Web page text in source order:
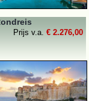
Prijs v.a. € 2.276,00